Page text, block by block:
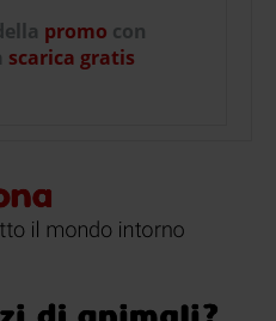
promo con
scarica gratis